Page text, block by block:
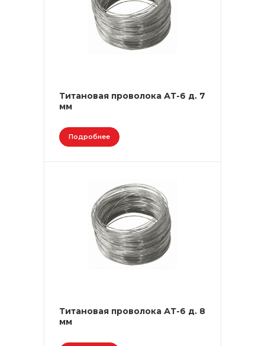
Титановая проволока АТ-6 д. 7
мм
Подробнее
Титановая проволока АТ-6 д. 8
мм